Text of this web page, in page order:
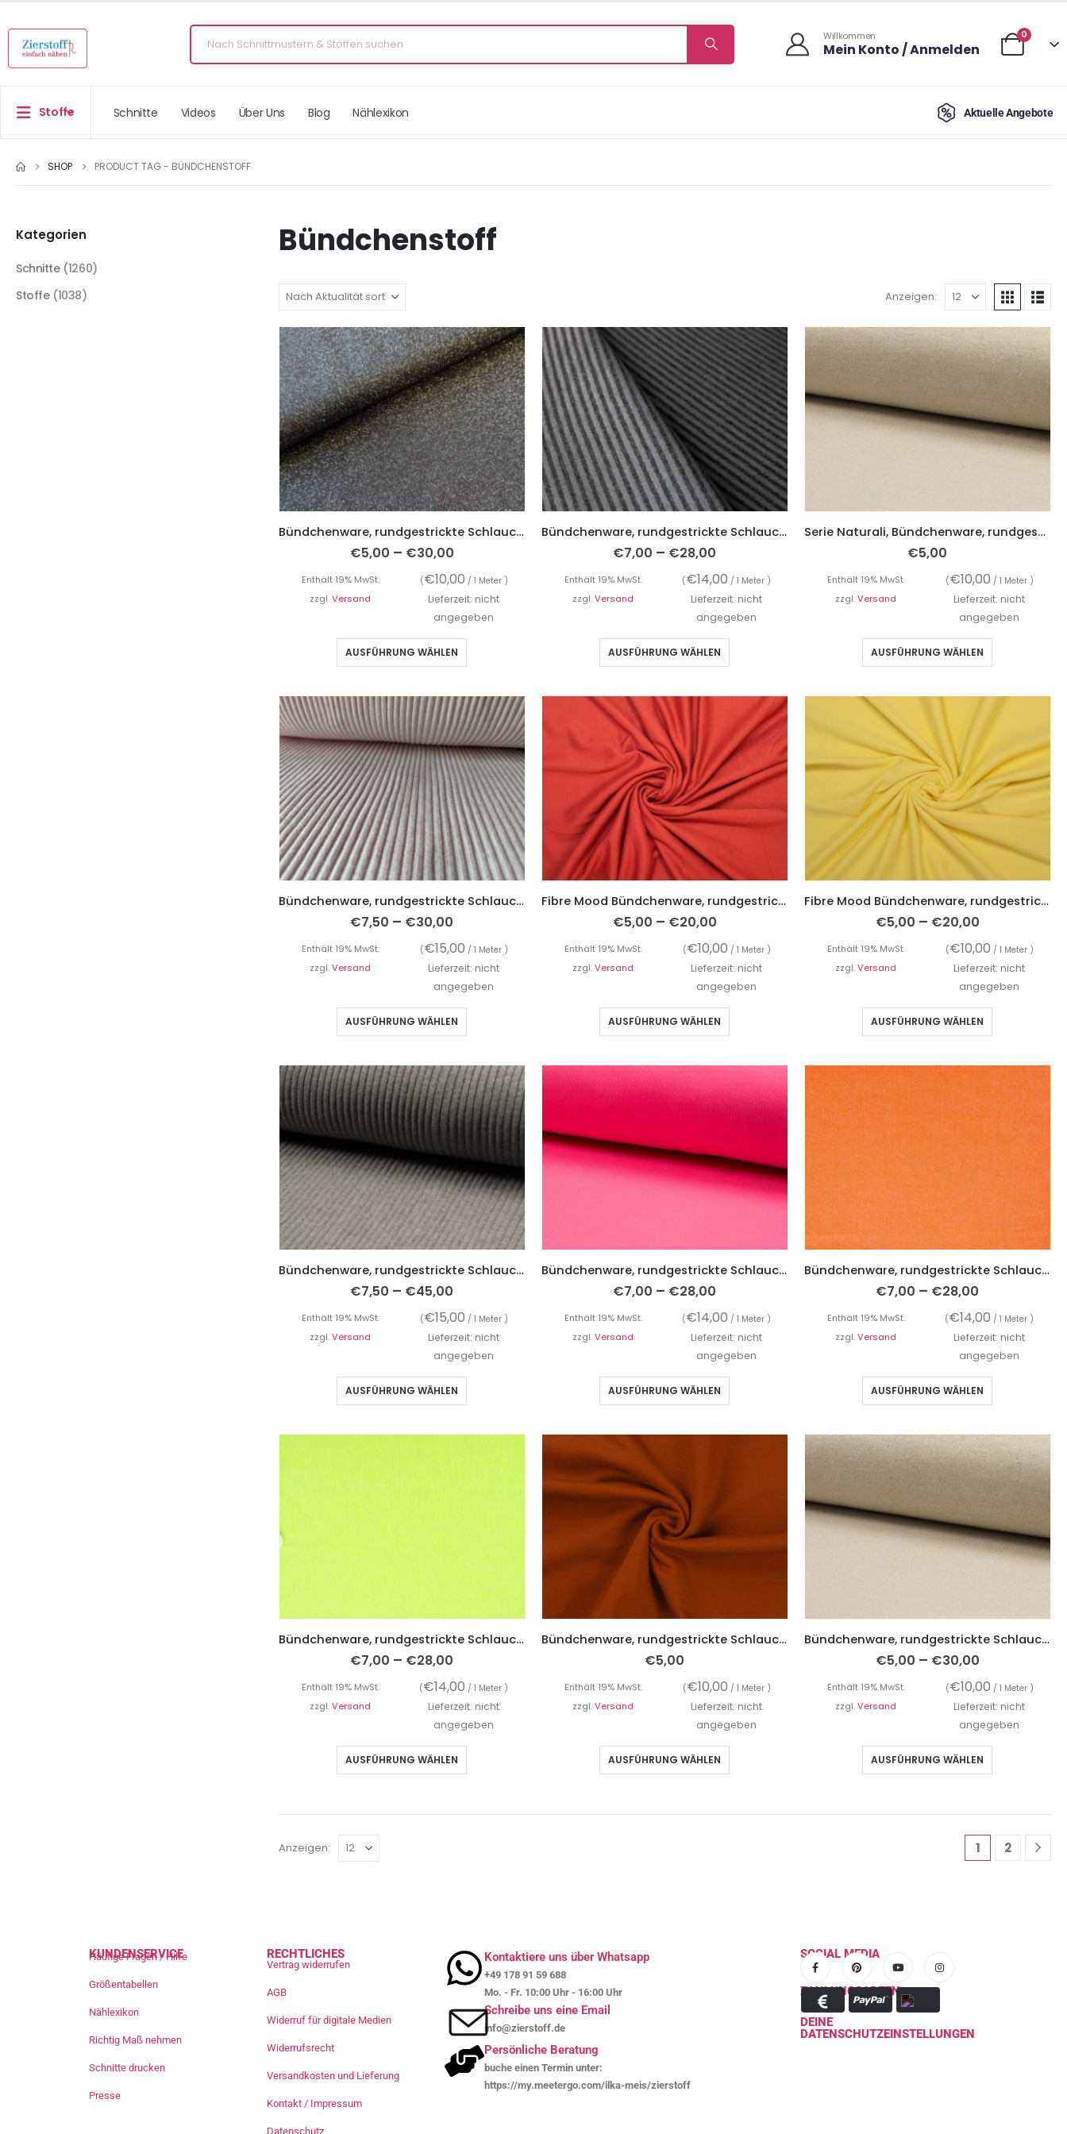
Willkommen
Mein Konto / Anmelden
0
Stoffe Schnitte Videos Über Uns Blog Nählexikon Aktuelle Angebote
SHOP PRODUCT TAG - BÜNDCHENSTOFF
Bündchenstoff
Anzeigen:
Bündchenware, rundgestrickte Schlauchware, Lurex, Schwarz / Silber
€5,00 – €30,00
Enthält 19% MwSt. (€10,00 / 1 Meter )
zzgl.Versand
Lieferzeit: nicht
angegeben
AUSFÜHRUNG WÄHLEN
Bündchenware, rundgestrickte Schlauchware, Ringel Grau / Dunkelgrau
€7,00 – €28,00
Enthält 19% MwSt. (€14,00 / 1 Meter )
zzgl.Versand
Lieferzeit: nicht
angegeben
AUSFÜHRUNG WÄHLEN
Serie Naturali, Bündchenware, rundgestrickte Schlauchware, Natur
€5,00
Enthält 19% MwSt. (€10,00 / 1 Meter )
zzgl.Versand
Lieferzeit: nicht
angegeben
AUSFÜHRUNG WÄHLEN
Bündchenware, rundgestrickte Schlauchware, Grobstrick Rosa, Hipster Bündchen
€7,50 – €30,00
Enthält 19% MwSt. (€15,00 / 1 Meter )
zzgl.Versand
Lieferzeit: nicht
angegeben
AUSFÜHRUNG WÄHLEN
Fibre Mood Bündchenware, rundgestrickte Schlauchware, Rostrot extrabreit
€5,00 – €20,00
Enthält 19% MwSt. (€10,00 / 1 Meter )
zzgl.Versand
Lieferzeit: nicht
angegeben
AUSFÜHRUNG WÄHLEN
Fibre Mood Bündchenware, rundgestrickte Schlauchware, Gelb extrabreit
€5,00 – €20,00
Enthält 19% MwSt. (€10,00 / 1 Meter )
zzgl.Versand
Lieferzeit: nicht
angegeben
AUSFÜHRUNG WÄHLEN
Bündchenware, rundgestrickte Schlauchware, Grobstrick Hellgrau, Hipster Bündchen
€7,50 – €45,00
Enthält 19% MwSt. (€15,00 / 1 Meter )
zzgl.Versand
Lieferzeit: nicht
angegeben
AUSFÜHRUNG WÄHLEN
Bündchenware, rundgestrickte Schlauchware, unifarben Neon-Pink
€7,00 – €28,00
Enthält 19% MwSt. (€14,00 / 1 Meter )
zzgl.Versand
Lieferzeit: nicht
angegeben
AUSFÜHRUNG WÄHLEN
Bündchenware, rundgestrickte Schlauchware, unifarben Neon-Orange
€7,00 – €28,00
Enthält 19% MwSt. (€14,00 / 1 Meter )
zzgl.Versand
Lieferzeit: nicht
angegeben
AUSFÜHRUNG WÄHLEN
Bündchenware, rundgestrickte Schlauchware, unifarben Neon-Gelb
€7,00 – €28,00
Enthält 19% MwSt. (€14,00 / 1 Meter )
zzgl.Versand
Lieferzeit: nicht
angegeben
AUSFÜHRUNG WÄHLEN
Bündchenware, rundgestrickte Schlauchware, Rost
€5,00
Enthält 19% MwSt. (€10,00 / 1 Meter )
zzgl.Versand
Lieferzeit: nicht
angegeben
AUSFÜHRUNG WÄHLEN
Bündchenware, rundgestrickte Schlauchware, Lurex, Ecru mit Gold
€5,00 – €30,00
Enthält 19% MwSt. (€10,00 / 1 Meter )
zzgl.Versand
Lieferzeit: nicht
angegeben
AUSFÜHRUNG WÄHLEN
Anzeigen: 1 2
Kategorien
Schnitte (1260)
Stoffe (1038)
KUNDENSERVICE
Häufige Fragen / Hilfe
Größentabellen
Nählexikon
Richtig Maß nehmen
Schnitte drucken
Presse
RECHTLICHES
Vertrag widerrufen
AGB
Widerruf für digitale Medien
Widerrufsrecht
Versandkosten und Lieferung
Kontakt / Impressum
Datenschutz
Kontaktiere uns über Whatsapp
+49 178 91 59 688
Mo. - Fr. 10:00 Uhr - 16:00 Uhr
Schreibe uns eine Email
info@zierstoff.de
Persönliche Beratung
buche einen Termin unter:
https://my.meetergo.com/ilka-meis/zierstoff
SOCIAL MEDIA
ZAHLUNGSARTEN
DEINE
DATENSCHUTZEINSTELLUNGEN